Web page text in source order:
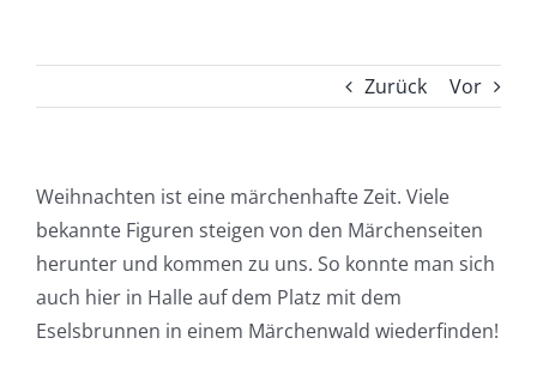
Zurück Vor
Weihnachten ist eine märchenhafte Zeit. Viele
bekannte Figuren steigen von den Märchenseiten
herunter und kommen zu uns. So konnte man sich
auch hier in Halle auf dem Platz mit dem
Eselsbrunnen in einem Märchenwald wiederfinden!